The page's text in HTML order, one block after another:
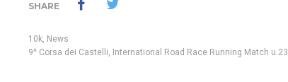
SHARE
10k, News
9^ Corsa dei Castelli, International Road Race Running Match u.23